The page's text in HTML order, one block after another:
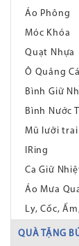
Áo Phông
Móc Khóa
Quạt Nhựa
Ô Quảng
Bình Giữ
Bình Nước
Mũ lưỡi trai
IRing
Ca Giữ
Áo Mưa
Ly, Cốc,
QUÀ TẶNG